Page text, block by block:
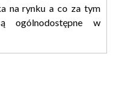
na rynku a co za tym
ogólnodostępne w